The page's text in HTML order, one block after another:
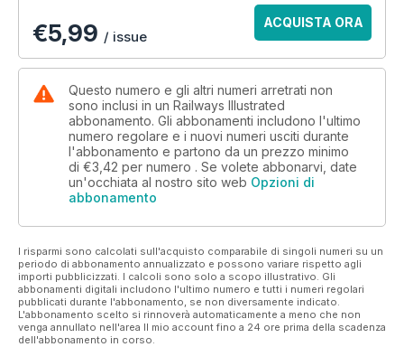
€5,99 / issue
ACQUISTA ORA
Questo numero e gli altri numeri arretrati non
sono inclusi in un Railways Illustrated
abbonamento. Gli abbonamenti includono l'ultimo
numero regolare e i nuovi numeri usciti durante
l'abbonamento e partono da un prezzo minimo
di €3,42 per numero . Se volete abbonarvi, date
un'occhiata al nostro sito web Opzioni di
abbonamento
I risparmi sono calcolati sull'acquisto comparabile di singoli numeri su un
periodo di abbonamento annualizzato e possono variare rispetto agli
importi pubblicizzati. I calcoli sono solo a scopo illustrativo. Gli
abbonamenti digitali includono l'ultimo numero e tutti i numeri regolari
pubblicati durante l'abbonamento, se non diversamente indicato.
L'abbonamento scelto si rinnoverà automaticamente a meno che non
venga annullato nell'area Il mio account fino a 24 ore prima della scadenza
dell'abbonamento in corso.